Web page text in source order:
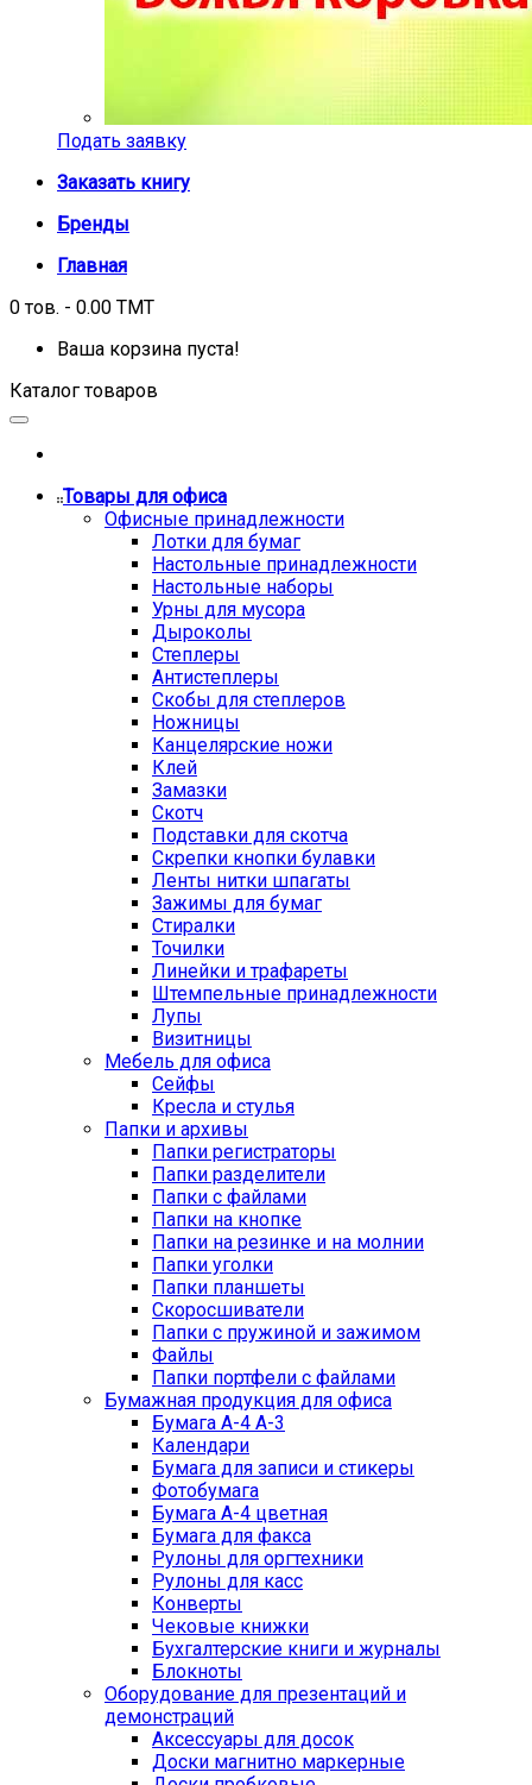
Подать заявку
Заказать книгу
Бренды
Главная
0 тов. - 0.00 TMT
Ваша корзина пуста!
Каталог товаров
Товары для офиса
Офисные принадлежности
Лотки для бумаг
Настольные принадлежности
Настольные наборы
Урны для мусора
Дыроколы
Степлеры
Антистеплеры
Скобы для степлеров
Ножницы
Канцелярские ножи
Клей
Замазки
Скотч
Подставки для скотча
Скрепки кнопки булавки
Ленты нитки шпагаты
Зажимы для бумаг
Стиралки
Точилки
Линейки и трафареты
Штемпельные принадлежности
Лупы
Визитницы
Мебель для офиса
Сейфы
Кресла и стулья
Папки и архивы
Папки регистраторы
Папки разделители
Папки с файлами
Папки на кнопке
Папки на резинке и на молнии
Папки уголки
Папки планшеты
Скоросшиватели
Папки с пружиной и зажимом
Файлы
Папки портфели с файлами
Бумажная продукция для офиса
Бумага А-4 А-3
Календари
Бумага для записи и стикеры
Фотобумага
Бумага А-4 цветная
Бумага для факса
Рулоны для оргтехники
Рулоны для касс
Конверты
Чековые книжки
Бухгалтерские книги и журналы
Блокноты
Оборудование для презентаций и
демонстраций
Аксессуары для досок
Доски магнитно маркерные